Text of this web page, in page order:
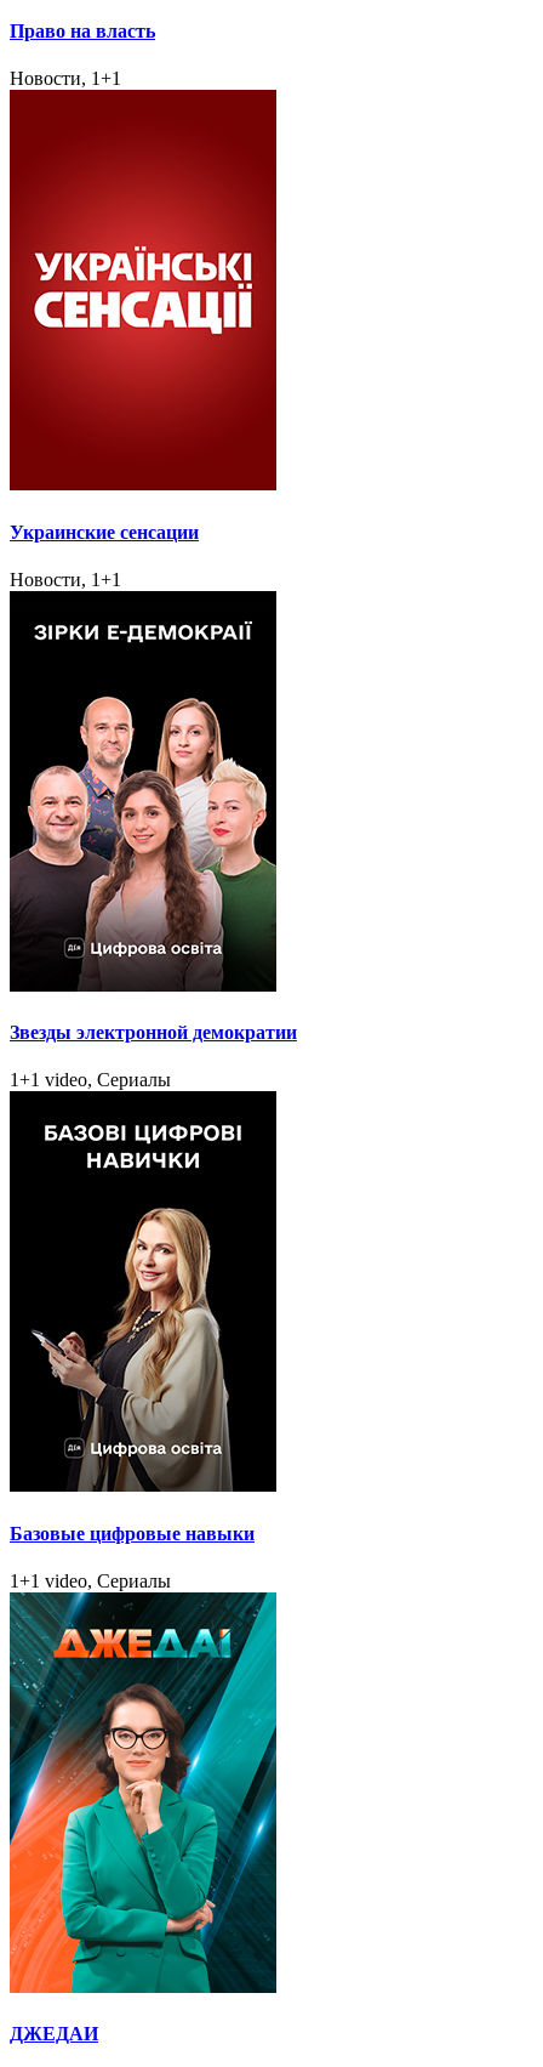
Право на власть
Новости, 1+1
Украинские сенсации
Новости, 1+1
Звезды электронной демократии
1+1 video, Сериалы
Базовые цифровые навыки
1+1 video, Сериалы
ДЖЕДАИ